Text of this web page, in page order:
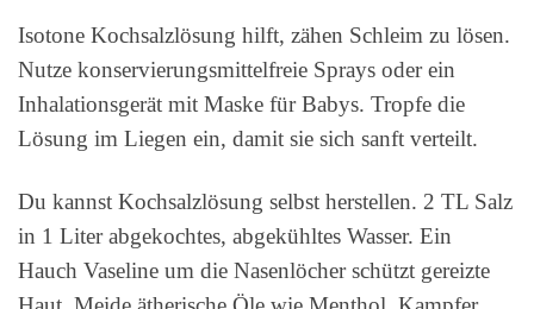
Isotone Kochsalzlösung hilft, zähen Schleim zu lösen.
Nutze konservierungsmittelfreie Sprays oder ein
Inhalationsgerät mit Maske für Babys. Tropfe die
Lösung im Liegen ein, damit sie sich sanft verteilt.
Du kannst Kochsalzlösung selbst herstellen. 2 TL Salz
in 1 Liter abgekochtes, abgekühltes Wasser. Ein
Hauch Vaseline um die Nasenlöcher schützt gereizte